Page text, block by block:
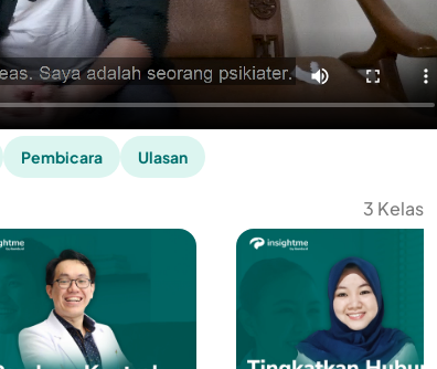
Pembicara Ulasan
3 Kelas